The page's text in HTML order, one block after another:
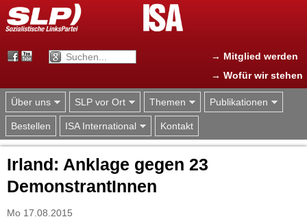
Jump to navigation
→ Mitglied werden
→ Wofür wir stehen
Über uns SLP vor Ort Themen Publikationen
Bestellen ISA International Kontakt
Irland: Anklage gegen 23
DemonstrantInnen
Mo 17.08.2015